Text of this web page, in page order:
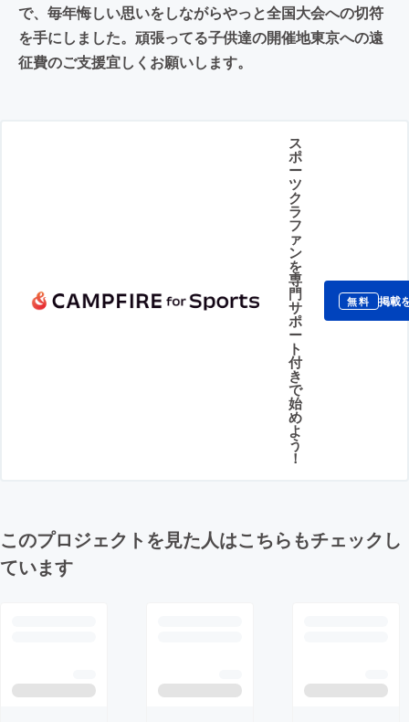
で、毎年悔しい思いをしながらやっと全国大会への切符
を手にしました︎。頑張ってる子供達の開催地東京への遠
征費のご支援宜しくお願いします。
ス
ポ
ー
ツ
ク
ラ
フ
ァ
ン
を
専
門
サ
ポ
ー
ト
付
き
で
始
め
よ
う
！
無料 掲載
このプロジェクトを見た人はこちらもチェックし
ています